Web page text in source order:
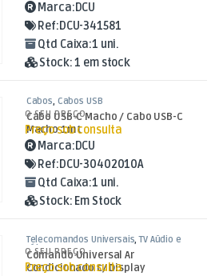
Marca:DCU
Ref:DCU-341581
Qtd Caixa:1 uni.
Stock: 1 em stock
Cabos, Cabos USB
Cabo USB-C Macho / Cabo USB-C
Macho 1mt
O SEU PREÇO
Preço sob consulta
Marca:DCU
Ref:DCU-30402010A
Qtd Caixa:1 uni.
Stock: Em Stock
Telecomandos Universais,TV Aúdio e
Vídeo
Comando Universal Ar
Condicionado c/ Display
O SEU PREÇO
Preço sob consulta